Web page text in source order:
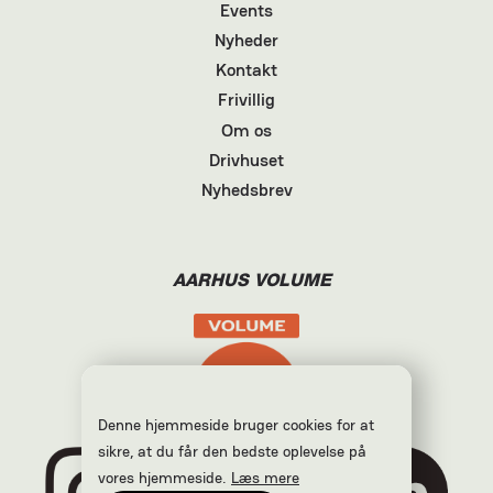
Denne hjemmeside bruger cookies for at
sikre, at du får den bedste oplevelse på
vores hjemmeside. Læs mere
Events
Nyheder
Kontakt
Frivillig
Om os
Drivhuset
Nyhedsbrev
AARHUS VOLUME